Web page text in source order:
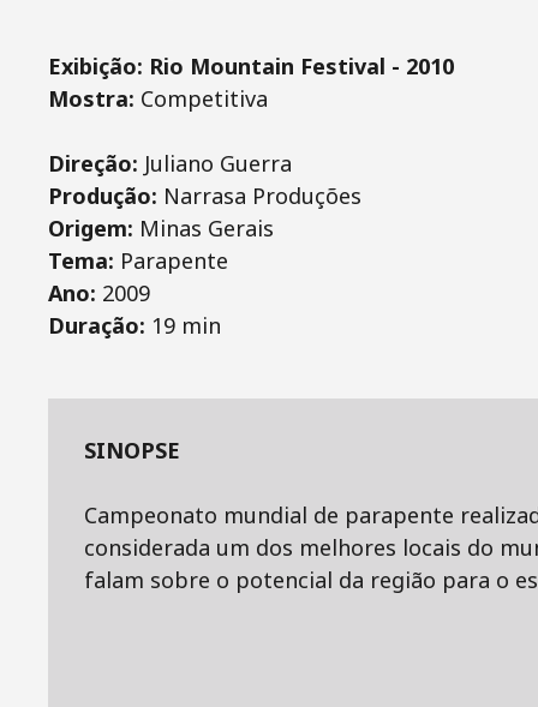
Exibição: Rio Mountain Festival - 2010
Mostra: Competitiva
Direção: Juliano Guerra
Produção: Narrasa Produções
Origem: Minas Gerais
Tema: Parapente
Ano: 2009
Duração: 19 min
SINOPSE
Campeonato mundial de parapente
considerada um dos melhores locais do
falam sobre o potencial da região para o